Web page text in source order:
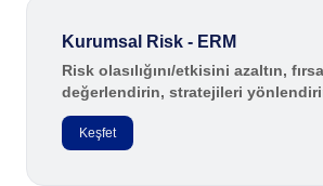
Tarım İşletmeleri
Taşımacılık ve Lojistik
Teknoloji
Tüketim Malları
Üretim
Gıda ve İçecek
SPC
Storeroom
Kurumsal Risk - ERM
Risk olasılığını/etkisini azaltın,
değerlendirin, stratejileri
Keşfet